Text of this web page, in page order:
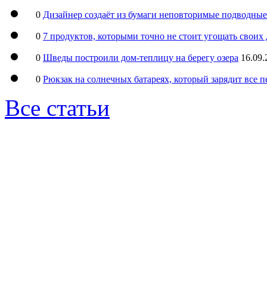
0 Дизайнер создаёт из бумаги неповторимые
0 7 продуктов, которыми точно не стоит угощать
0 Шведы построили дом-теплицу на берегу озера
0 Рюкзак на солнечных батареях, который зарядит все
Все статьи